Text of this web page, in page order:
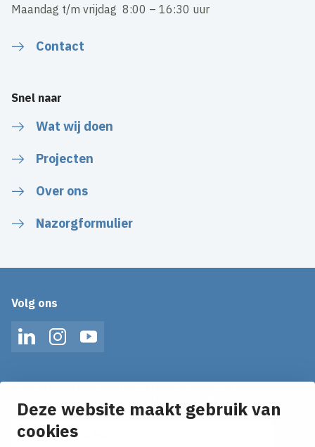
Deze website maakt gebruik van
cookies
Maandag t/m vrijdag 8:00 – 16:30 uur
Contact
Snel naar
Wat wij doen
Projecten
Over ons
Nazorgformulier
Volg ons
LinkedInInstagramYouTube
Ontvang onze nieuws alerts in je mailbox!
E-mailadres